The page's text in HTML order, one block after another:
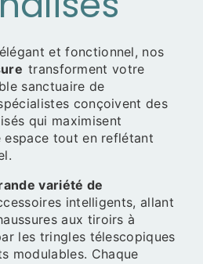
et fonctionnel, nos
transforment votre
sanctuaire de
conçoivent des
qui maximisent
tout en reflétant
variété de
intelligents, allant
aux tiroirs à
les tringles télescopiques
modulables. Chaque